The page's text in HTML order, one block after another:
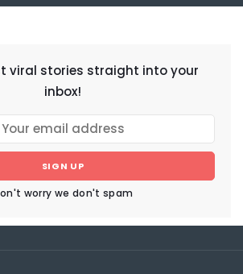
viral stories straight into your
inbox!
SIGN UP
worry we don't spam